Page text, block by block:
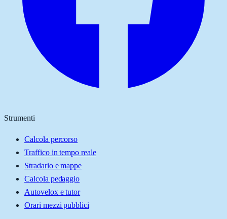
Strumenti
Calcola percorso
Traffico in tempo reale
Stradario e mappe
Calcola pedaggio
Autovelox e tutor
Orari mezzi pubblici